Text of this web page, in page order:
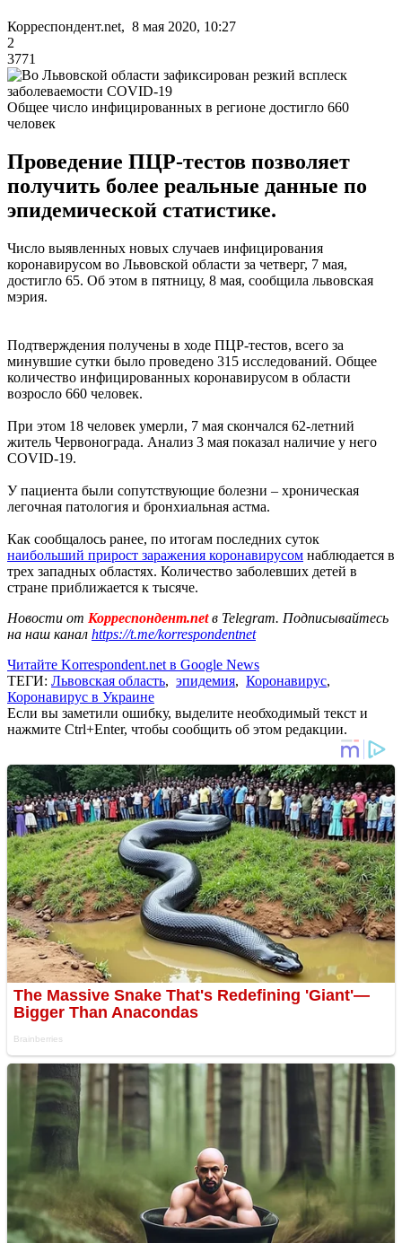
Корреспондент.net, 8 мая 2020, 10:27
2
3771
Общее число инфицированных в регионе достигло 660
человек
Проведение ПЦР-тестов позволяет
получить более реальные данные по
эпидемической статистике.
Число выявленных новых случаев инфицирования
коронавирусом во Львовской области за четверг, 7 мая,
достигло 65. Об этом в пятницу, 8 мая, сообщила львовская
мэрия.
Подтверждения получены в ходе ПЦР-тестов, всего за
минувшие сутки было проведено 315 исследований. Общее
количество инфицированных коронавирусом в области
возросло 660 человек.
При этом 18 человек умерли, 7 мая скончался 62-летний
житель Червонограда. Анализ 3 мая показал наличие у него
COVID-19.
У пациента были сопутствующие болезни – хроническая
легочная патология и бронхиальная астма.
Как сообщалось ранее, по итогам последних суток
наибольший прирост заражения коронавирусом наблюдается в
трех западных областях. Количество заболевших детей в
стране приближается к тысяче.
Новости от Корреспондент.netв Telegram. Подписывайтесь
на наш канал https://t.me/korrespondentnet
Читайте Korrespondent.net в Google News
ТЕГИ: Львовская область, эпидемия, Коронавирус,
Коронавирус в Украине
Если вы заметили ошибку, выделите необходимый текст и
нажмите Ctrl+Enter, чтобы сообщить об этом редакции.